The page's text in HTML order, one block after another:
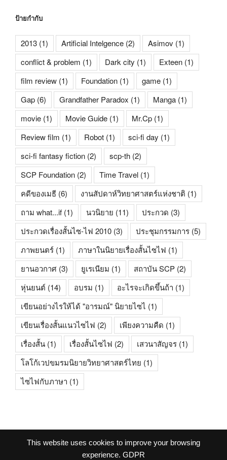
This website uses cookies to improve your browsing
experience. GDPR
ป้ายกำกับ
2013 (1) Artificial Intelgence (2) Asimov (1)
conflict & problem (1) Dark city (1) Exteen (1)
film review (1) Foundation (1) game (1)
Gap (6) Grandfather Paradox (1) Manga (1)
movie (1) Movie Guide (1) Mr.Cp (1)
Review film (1) Robot (1) sci-fi day (1)
sci-fi fantasy fiction (2) scp-th (2)
SCP Foundation (2) Time Travel (1)
คดีของเมธี (6) งานสัปดาห์วิทยาศาสตร์แห่งชาติ (1)
ถาม what...if (1) นวนิยาย (11) ประกวด (3)
ประกวดเรื่องสั้นไซ-ไฟ 2010 (3) ประชุมกรรมการ (5)
ภาพยนตร์ (1) ภาษาในนิยายเรื่องสั้นไซไฟ (1)
ยานอวกาศ (3) ยูเรเนียม (1) สถาบัน SCP (2)
หุ่นยนต์ (14) อบรม (1) อะไรจะเกิดขึ้นถ้า (1)
เขียนอย่างไรให้ได้ "อารมณ์" นิยายไซไ (1)
เขียนเรื่องสั้นแนวไซไฟ (2) เพียงความคืด (1)
เรื่องสั้น (1) เรื่องสั้นไซไฟ (2) เสวนาสัญจร (1)
โลโก้เวปขมรมนิยายวิทยาศาสตร์ไทย (1)
ไซไฟกับภาษา (1)